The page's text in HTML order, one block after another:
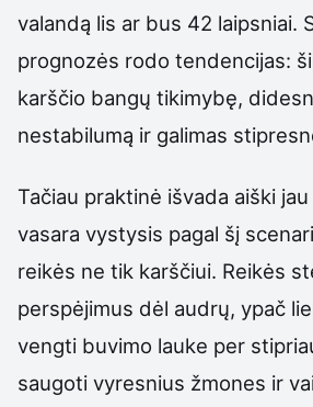
valandą lis ar bus 42 laipsniai.
prognozės rodo tendencijas:
karščio bangų tikimybę,
nestabilumą ir galimas
Tačiau praktinė išvada aiški
vasara vystysis pagal šį
reikės ne tik karščiui. Reikės
perspėjimus dėl audrų, ypač
vengti buvimo lauke per
saugoti vyresnius žmones ir